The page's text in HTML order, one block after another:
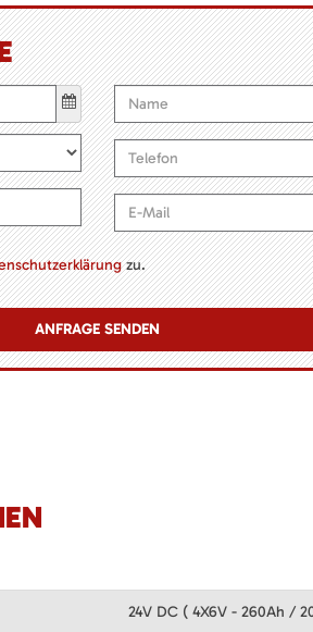
zu.
24V DC ( 4X6V - 260Ah /